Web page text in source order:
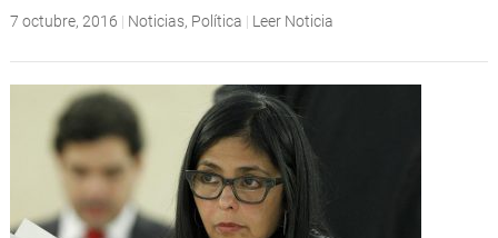
7 octubre, 2016 | Noticias, Política | Leer Noticia